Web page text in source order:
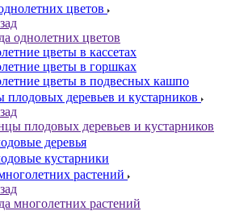
цветов
однолетних цветов
цветы в кассетах
цветы в горшках
цветы в подвесных кашпо
деревьев и кустарников
плодовых деревьев и кустарников
деревья
кустарники
растений
многолетних растений